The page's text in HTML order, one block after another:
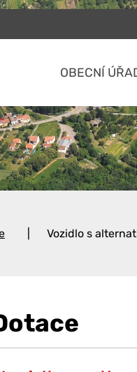
OBECNÍ
Vozidlo s